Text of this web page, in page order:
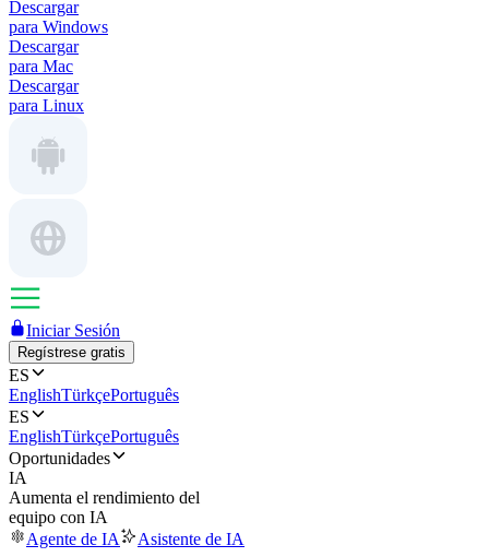
Descargar
para Windows
Descargar
para Mac
Descargar
para Linux
Iniciar Sesión
Regístrese gratis
ES
EnglishTürkçePortuguês
ES
EnglishTürkçePortuguês
Oportunidades
IA
Aumenta el rendimiento del
equipo con IA
Agente de IA
Asistente de IA